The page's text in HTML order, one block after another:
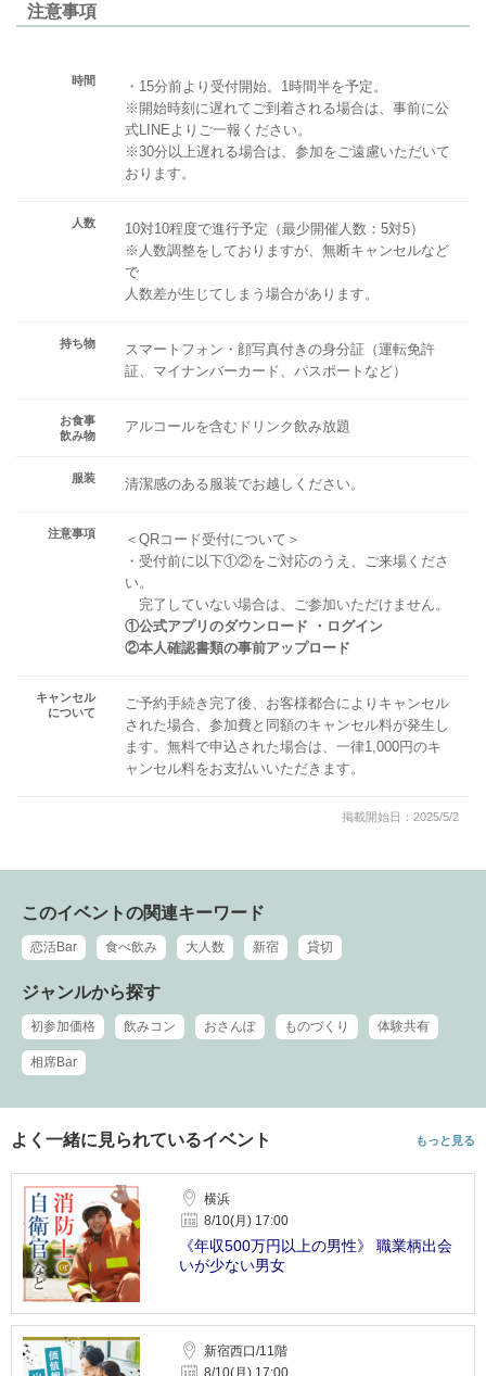
注意事項
時間
・15分前より受付開始。1時間半を予定。
※開始時刻に遅れてご到着される場合は、事前に公
式LINEよりご一報ください。
※30分以上遅れる場合は、参加をご遠慮いただいて
おります。
人数
10対10程度で進行予定（最少開催人数：5対5）
※人数調整をしておりますが、無断キャンセルなど
で
人数差が生じてしまう場合があります。
持ち物
スマートフォン・顔写真付きの身分証（運転免許
証、マイナンバーカード、パスポートなど）
お食事
飲み物
アルコールを含むドリンク飲み放題
服装 清潔感のある服装でお越しください。
注意事項
＜QRコード受付について＞
・受付前に以下①②をご対応のうえ、ご来場くださ
い。
完了していない場合は、ご参加いただけません。
①公式アプリのダウンロード ・ログイン
②本人確認書類の事前アップロード
キャンセル
について
ご予約手続き完了後、お客様都合によりキャンセル
された場合、参加費と同額のキャンセル料が発生し
ます。無料で申込された場合は、一律1,000円のキ
ャンセル料をお支払いいただきます。
掲載開始日：2025/5/2
このイベントの関連キーワード
恋活Bar 食べ飲み 大人数 新宿 貸切
ジャンルから探す
初参加価格 飲みコン おさんぽ ものづくり 体験共有
相席Bar
よく一緒に見られているイベント もっと見る
横浜
8/10(月) 17:00
《年収500万円以上の男性》 職業柄出会
いが少ない男女
新宿西口/11階
8/10(月) 17:00